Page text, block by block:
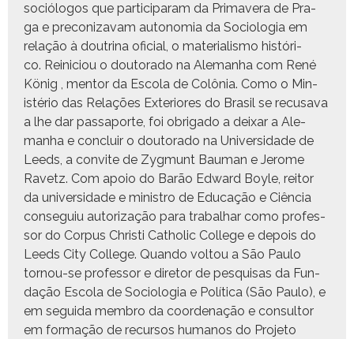
sociól­o­gos que par­tic­i­param da Pri­mav­era de Pra­
ga e pre­conizavam autono­mia da Soci­olo­gia em
relação à dout­ri­na ofi­cial, o mate­ri­al­is­mo históri­
co. Reini­ciou o doutora­do na Ale­man­ha com René
König , men­tor da Esco­la de Colô­nia. Como o Min­
istério das Relações Exte­ri­ores do Brasil se recusa­va
a lhe dar pas­s­aporte, foi obri­ga­do a deixar a Ale­
man­ha e con­cluir o doutora­do na Uni­ver­si­dade de
Leeds, a con­vite de Zyg­munt Bau­man e Jerome
Ravetz. Com apoio do Barão Edward Boyle, reitor
da uni­ver­si­dade e min­istro de Edu­cação e Ciên­cia
con­seguiu autor­iza­ção para tra­bal­har como pro­fes­
sor do Cor­pus Christi Catholic Col­lege e depois do
Leeds City Col­lege. Quan­do voltou a São Paulo
tornou-se pro­fes­sor e dire­tor de pesquisas da Fun­
dação Esco­la de Soci­olo­gia e Políti­ca (São Paulo), e
em segui­da mem­bro da coor­de­nação e con­sul­tor
em for­mação de recur­sos humanos do Pro­je­to